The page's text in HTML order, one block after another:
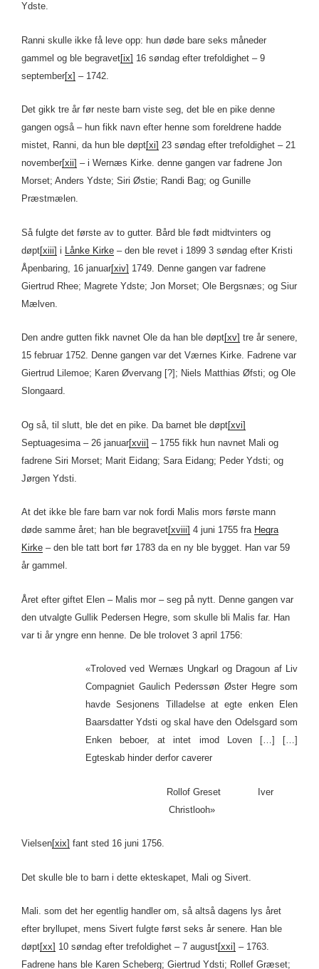
Ydste.
Ranni skulle ikke få leve opp: hun døde bare seks måneder
gammel og ble begravet[ix] 16 søndag efter trefoldighet – 9
september[x] – 1742.
Det gikk tre år før neste barn viste seg, det ble en pike denne
gangen også – hun fikk navn efter henne som foreldrene hadde
mistet, Ranni, da hun ble døpt[xi] 23 søndag efter trefoldighet – 21
november[xii] – i Wernæs Kirke. denne gangen var fadrene Jon
Morset; Anders Ydste; Siri Østie; Randi Bag; og Gunille
Præstmælen.
Så fulgte det første av to gutter. Bård ble født midtvinters og
døpt[xiii] i Lånke Kirke – den ble revet i 1899 3 søndag efter Kristi
Åpenbaring, 16 januar[xiv] 1749. Denne gangen var fadrene
Giertrud Rhee; Magrete Ydste; Jon Morset; Ole Bergsnæs; og Siur
Mælven.
Den andre gutten fikk navnet Ole da han ble døpt[xv] tre år senere,
15 februar 1752. Denne gangen var det Værnes Kirke. Fadrene var
Giertrud Lilemoe; Karen Øvervang [?]; Niels Matthias Øfsti; og Ole
Slongaard.
Og så, til slutt, ble det en pike. Da barnet ble døpt[xvi]
Septuagesima – 26 januar[xvii] – 1755 fikk hun navnet Mali og
fadrene Siri Morset; Marit Eidang; Sara Eidang; Peder Ydsti; og
Jørgen Ydsti.
At det ikke ble fare barn var nok fordi Malis mors første mann
døde samme året; han ble begravet[xviii] 4 juni 1755 fra Hegra
Kirke – den ble tatt bort før 1783 da en ny ble bygget. Han var 59
år gammel.
Året efter giftet Elen – Malis mor – seg på nytt. Denne gangen var
den utvalgte Gullik Pedersen Hegre, som skulle bli Malis far. Han
var ti år yngre enn henne. De ble trolovet 3 april 1756:
«Troloved ved Wernæs Ungkarl og Dragoun af Liv
Compagniet Gaulich Pederssøn Øster Hegre som
havde Sesjonens Tilladelse at egte enken Elen
Baarsdatter Ydsti og skal have den Odelsgard som
Enken beboer, at intet imod Loven […] […]
Egteskab hinder derfor caverer
Rollof Greset Iver
Christlooh»
Vielsen[xix] fant sted 16 juni 1756.
Det skulle ble to barn i dette ekteskapet, Mali og Sivert.
Mali. som det her egentlig handler om, så altså dagens lys året
efter bryllupet, mens Sivert fulgte først seks år senere. Han ble
døpt[xx] 10 søndag efter trefoldighet – 7 august[xxi] – 1763.
Fadrene hans ble Karen Scheberg; Giertrud Ydsti; Rollef Græset;